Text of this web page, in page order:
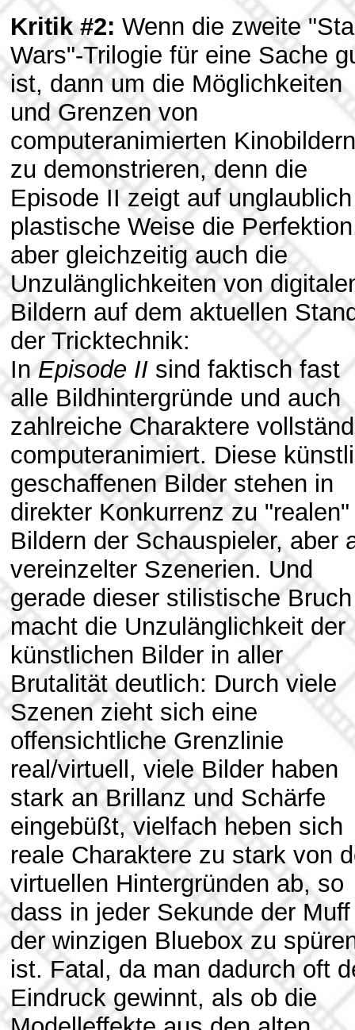
Kritik #2: Wenn die zweite
Wars"-Trilogie für eine Sache
ist, dann um die Möglichkeiten
und Grenzen von
computeranimierten Kinobildern
zu demonstrieren, denn die
Episode II zeigt auf unglaublich
plastische Weise die
aber gleichzeitig auch die
Unzulänglichkeiten von
Bildern auf dem aktuellen
der Tricktechnik:
InEpisode II sind faktisch fast
alle Bildhintergründe und auch
zahlreiche Charaktere
computeranimiert. Diese
geschaffenen Bilder stehen in
direkter Konkurrenz zu "realen"
Bildern der Schauspieler, aber
vereinzelter Szenerien. Und
gerade dieser stilistische Bruch
macht die Unzulänglichkeit der
künstlichen Bilder in aller
Brutalität deutlich: Durch viele
Szenen zieht sich eine
offensichtliche Grenzlinie
real/virtuell, viele Bilder haben
stark an Brillanz und Schärfe
eingebüßt, vielfach heben sich
reale Charaktere zu stark von
virtuellen Hintergründen ab, so
dass in jeder Sekunde der Muff
der winzigen Bluebox zu
ist. Fatal, da man dadurch oft
Eindruck gewinnt, als ob die